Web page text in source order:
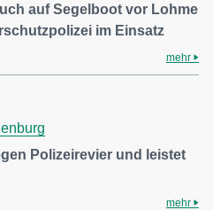
auf Segelboot vor Lohme
im Einsatz
mehr
Polizeirevier und leistet
mehr